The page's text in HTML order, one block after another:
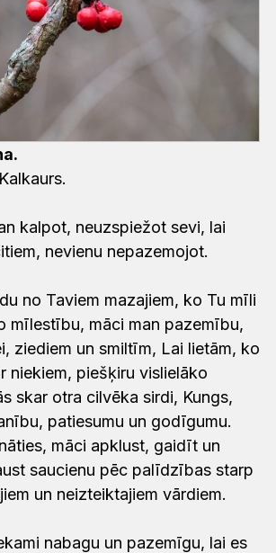
kalpot, neuzspiežot sevi, lai
nevienu nepazemojot.
no Taviem mazajiem, ko Tu mīli
mīlestību, māci man pazemību,
ziediem un smiltīm, Lai lietām, ko
niekiem, piešķiru vislielāko
skar otra cilvēka sirdi, Kungs,
patiesumu un godīgumu.
māci apklust, gaidīt un
saucienu pēc palīdzības starp
un neizteiktajiem vārdiem.
nabagu un pazemīgu, lai es